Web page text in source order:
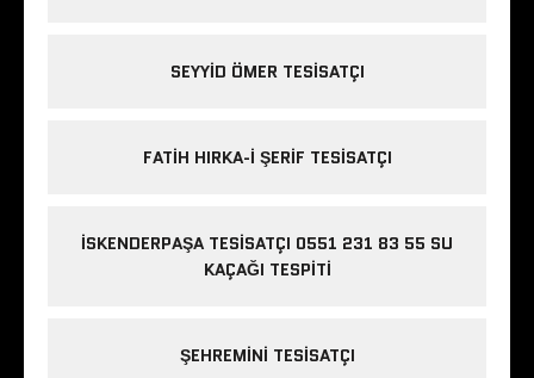
SEYYID ÖMER TESISATÇI
FATIH HIRKA-I ŞERIF TESISATÇI
İSKENDERPAŞA TESISATÇI 0551 231 83 55 SU
KAÇAĞI TESPITI
ŞEHREMINI TESISATÇI